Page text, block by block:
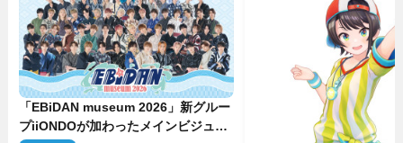
「EBiDAN museum 2026」新グルー
プiiONDOが加わったメインビジュア